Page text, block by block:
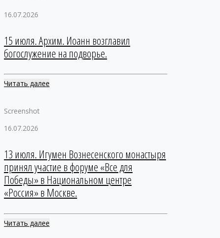
16.07.2026
15 июля. Архим. Иоанн возглавил
богослужение на подворье.
Читать далее
Screenshot
16.07.2026
13 июля. Игумен Вознесенского монастыря
принял участие в форуме «Все для
Победы» в Национальном центре
«Россия» в Москве.
Читать далее